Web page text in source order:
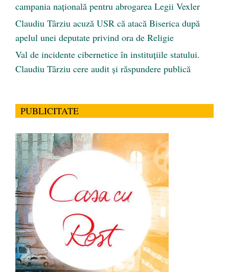
campania națională pentru abrogarea Legii Vexler
Claudiu Târziu acuză USR că atacă Biserica după
apelul unei deputate privind ora de Religie
Val de incidente cibernetice în instituțiile statului.
Claudiu Târziu cere audit și răspundere publică
PUBLICITATE